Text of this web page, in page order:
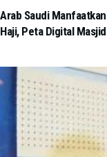
Arab Saudi
Haji, Peta Digital